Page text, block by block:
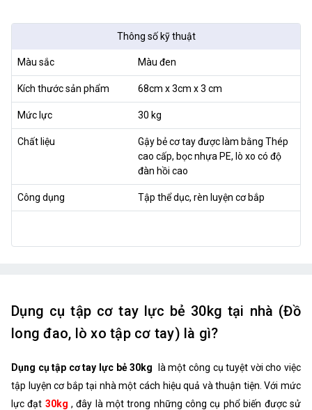
Thông số kỹ thuật
Màu sắc Màu đen
Kích thước sản phẩm 68cm x 3cm x 3 cm
Mức lực 30 kg
Chất liệu
Gậy bẻ cơ tay được làm bằng Thép
cao cấp, bọc nhựa PE, lò xo có độ
đàn hồi cao
Công dụng Tập thể dục, rèn luyện cơ bắp
Dụng cụ tập cơ tay lực bẻ 30kg tại nhà (Đồ
long đao, lò xo tập cơ tay) là gì?
Dụng cụ tập cơ tay lực bẻ 30kg là một công cụ tuyệt vời cho việc
tập luyện cơ bắp tại nhà một cách hiệu quả và thuận tiện. Với mức
lực đạt 30kg , đây là một trong những công cụ phổ biến được sử